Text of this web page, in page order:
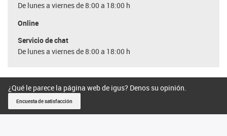
De lunes a viernes de 8:00 a 18:00 h
Online
Servicio de chat
De lunes a viernes de 8:00 a 18:00 h
¿Qué le parece la página web de igus? Denos su opinión.
Encuesta de satisfacción